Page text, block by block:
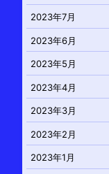
2023年7月
2023年6月
2023年5月
2023年4月
2023年3月
2023年2月
2023年1月